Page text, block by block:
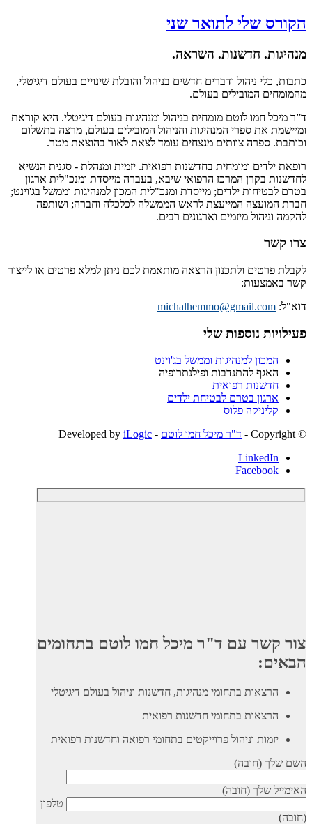
הקורס שלי לתואר שני
מנהיגות. חדשנות. השראה.
כתבות, כלי ניהול ודברים חדשים בניהול והובלת שינויים בעולם דיגיטלי,
מהמומחים המובילים בעולם.
ד”ר מיכל חמו לוטם מומחית בניהול ומנהיגות בעולם דיגיטלי. היא קוראת
ומיישמת את ספרי המנהיגות והניהול המובילים בעולם, מרצה בתשלום
וכותבת. ספרה צוותים מנצחים עומד לצאת לאור בהוצאת מטר.
רופאת ילדים ומומחית בחדשנות רפואית. יזמית ומנהלת - סגנית הנשיא
לחדשנות בקרן המרכז הרפואי שיבא, בעברה מייסדת ומנכ"לית ארגון
בטרם לבטיחות ילדים; מייסדת ומנכ"לית המכון למנהיגות וממשל בג'וינט;
חברת המועצה המייעצת לראש הממשלה לכלכלה וחברה; ושותפה
להקמה וניהול מיזמים וארגונים רבים.
צרו קשר
לקבלת פרטים ולתכנון הרצאה מותאמת לכם ניתן למלא פרטים או לייצור
קשר באמצעות:
דוא"ל: michalhemmo@gmail.com
פעילויות נוספות שלי
המכון למנהיגות וממשל בג'וינט
האגף להתנדבות ופילנתרופיה
חדשנות רפואית
ארגון בטרם לבטיחת ילדים
קליניקה פלוס
© ‫Copyright -
ד"ר מיכל חמו לוטם - Developed by
iLogic
LinkedIn
Facebook
צור קשר עם ד"ר מיכל חמו לוטם בתחומים
הבאים:
הרצאות בתחומי מנהיגות, חדשנות וניהול בעולם דיגיטלי
הרצאות בתחומי חדשנות רפואית
יזמות וניהול פרוייקטים בתחומי רפואה וחדשנות רפואית
השם שלך (חובה)
האימייל שלך (חובה)
טלפון
(חובה)